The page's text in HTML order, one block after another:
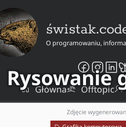
O programowaniu,
Główna Offtopic
Rysowanie
Zdjęcie